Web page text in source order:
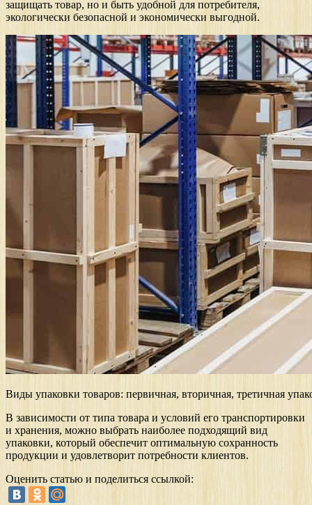
защищать товар, но и быть удобной для потребителя,
экологически безопасной и экономически выгодной.
Виды упаковки товаров: первичная, вторичная, третичная
В зависимости от типа товара и условий его транспортировки
и хранения, можно выбрать наиболее подходящий вид
упаковки, который обеспечит оптимальную сохранность
продукции и удовлетворит потребности клиентов.
Оценить статью и поделиться ссылкой: